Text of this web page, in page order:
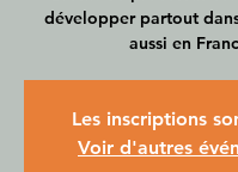
développer partout
aussi en
Les inscriptions
Voir d'autres